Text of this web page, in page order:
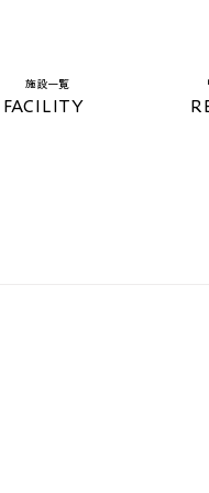
​施設一覧​
FACILITY